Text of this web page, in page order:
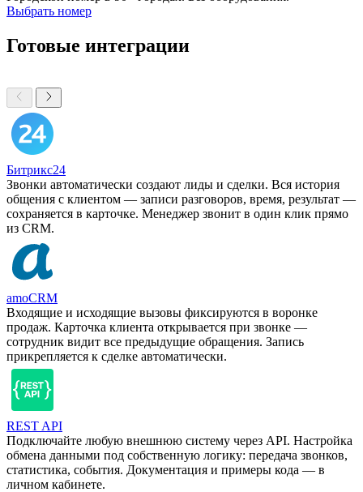
Выбрать номер
Готовые интеграции
Битрикс24
Звонки автоматически создают лиды и сделки. Вся история
общения с клиентом — записи разговоров, время, результат —
сохраняется в карточке. Менеджер звонит в один клик прямо
из CRM.
amoCRM
Входящие и исходящие вызовы фиксируются в воронке
продаж. Карточка клиента открывается при звонке —
сотрудник видит все предыдущие обращения. Запись
прикрепляется к сделке автоматически.
REST API
Подключайте любую внешнюю систему через API. Настройка
обмена данными под собственную логику: передача звонков,
статистика, события. Документация и примеры кода — в
личном кабинете.